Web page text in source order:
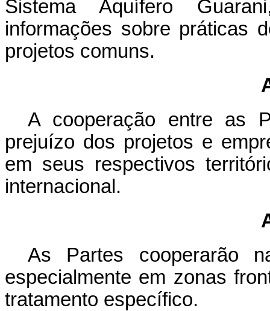
Sistema Aquífero
informações sobre práticas
projetos comuns.
A cooperação entre as
prejuízo dos projetos e
em seus respectivos
internacional.
As Partes cooperarão
especialmente em zonas
tratamento específico.